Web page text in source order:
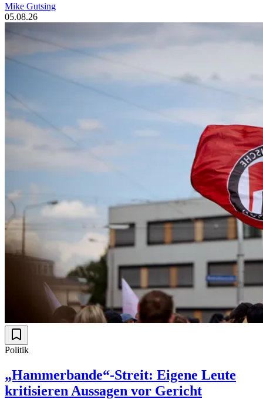
Mike Gutsing
05.08.26
Politik
„Hammerbande“-Streit: Eigene Leute
kritisieren Aussagen vor Gericht